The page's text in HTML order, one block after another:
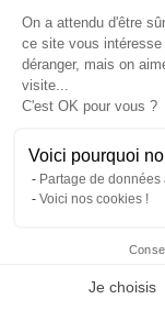
On a attendu d'être
ce site vous
déranger, mais on
visite...
C'est OK pour vous ?
Voici pourquoi
Partage de données
Voici nos cookies !
Je choisis